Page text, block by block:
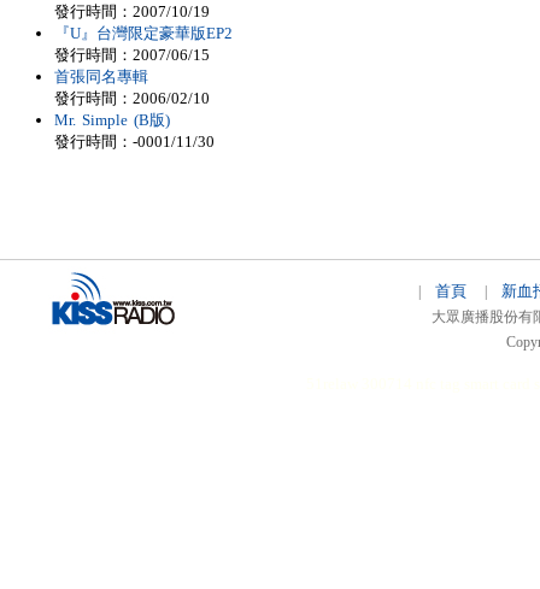
發行時間：2007/10/19
『U』台灣限定豪華版EP2
發行時間：2007/06/15
首張同名專輯
發行時間：2006/02/10
Mr. Simple (B版)
發行時間：-0001/11/30
首頁 新血
大眾廣播股份有